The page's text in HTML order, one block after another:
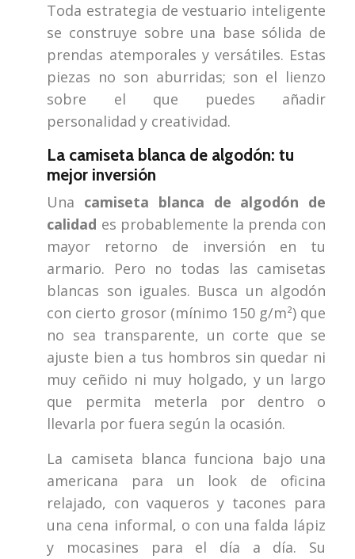
Toda estrategia de vestuario inteligente
se construye sobre una base sólida de
prendas atemporales y versátiles. Estas
piezas no son aburridas; son el lienzo
sobre el que puedes añadir
personalidad y creatividad.
La camiseta blanca de algodón: tu
mejor inversión
Una camiseta blanca de algodón de
calidad es probablemente la prenda con
mayor retorno de inversión en tu
armario. Pero no todas las camisetas
blancas son iguales. Busca un algodón
con cierto grosor (mínimo 150 g/m²) que
no sea transparente, un corte que se
ajuste bien a tus hombros sin quedar ni
muy ceñido ni muy holgado, y un largo
que permita meterla por dentro o
llevarla por fuera según la ocasión.
La camiseta blanca funciona bajo una
americana para un look de oficina
relajado, con vaqueros y tacones para
una cena informal, o con una falda lápiz
y mocasines para el día a día. Su